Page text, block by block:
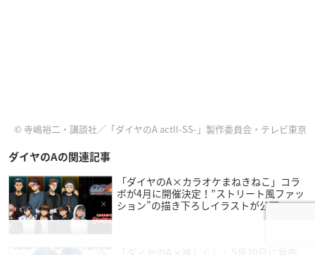
© 寺嶋裕二・講談社／「ダイヤのA actII-SS-」製作委員会・テレビ東京
ダイヤのAの関連記事
「ダイヤのA×カラオケまねきねこ」コラ
ボが4月に開催決定！”ストリート風ファッ
ション”の描き下ろしイラストが公開
2026年2月24日